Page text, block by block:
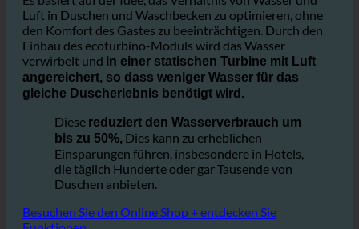
Armaturen integriert werden kann.
Es basiert auf der Idee, das Verhältnis von Wasser und
Luft in Duschen und Waschbecken zu optimieren, ohne
den Komfort des Gastes zu beeinträchtigen. Durch den
Einbau des ecoturbino-Moduls wird das Wasser
verwirbelt undin einer statischen Turbine mit Luft
angereichert, so dass weniger Wasser für das
gleiche Duscherlebnis benötigt wird.
Diesereduziert den Wasserverbrauch um
bis zu 50%,Dies kann zu erheblichen
Einsparungen führen, insbesondere in Hotels,
die täglich Hunderte oder gar Tausende von
Duschen anbieten.